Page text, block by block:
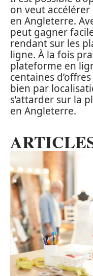
on veut accélérer
en Angleterre.
peut gagner
rendant sur les
ligne. À la fois
plateforme en
centaines
bien par
s’attarder sur la
en Angleterre.